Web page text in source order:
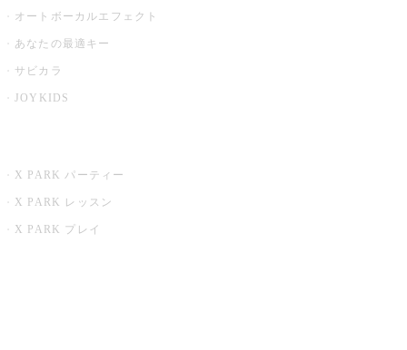
オートボーカルエフェクト
あなたの最適キー
サビカラ
JOYKIDS
X PARK パーティー
X PARK レッスン
X PARK プレイ